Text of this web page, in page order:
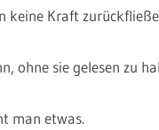
keine Kraft
ohne sie gelesen zu
man etwas.